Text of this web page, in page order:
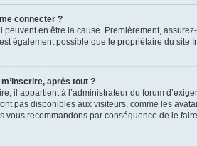
connecter ?
peuvent en être la cause. Premièrement,
également possible que le propriétaire du site
après tout ?
il appartient à l’administrateur du forum
pas disponibles aux visiteurs, comme les
vous recommandons par conséquence de le